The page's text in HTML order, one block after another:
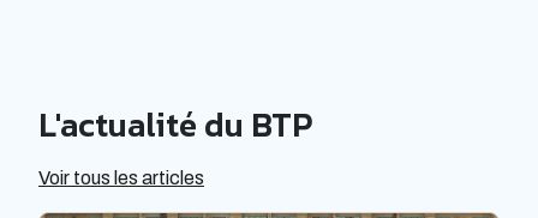
L'actualité du BTP
Voir tous les articles